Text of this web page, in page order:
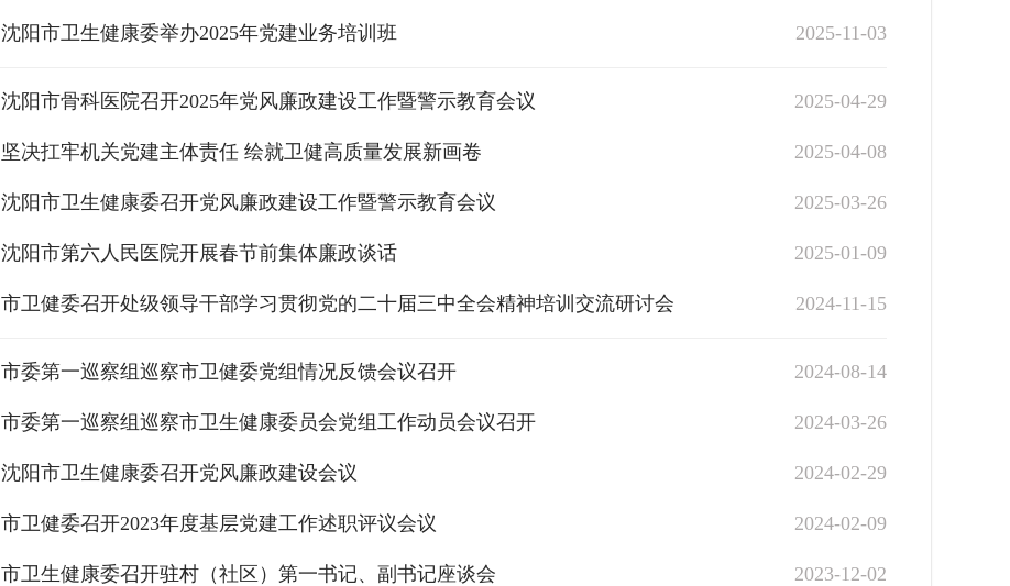
沈阳市卫生健康委举办2025年党建业务培训班 2025-11-03
沈阳市骨科医院召开2025年党风廉政建设工作暨警示教育会议 2025-04-29
坚决扛牢机关党建主体责任 绘就卫健高质量发展新画卷 2025-04-08
沈阳市卫生健康委召开党风廉政建设工作暨警示教育会议 2025-03-26
沈阳市第六人民医院开展春节前集体廉政谈话 2025-01-09
市卫健委召开处级领导干部学习贯彻党的二十届三中全会精神培训交流研讨会 2024-11-15
市委第一巡察组巡察市卫健委党组情况反馈会议召开 2024-08-14
市委第一巡察组巡察市卫生健康委员会党组工作动员会议召开 2024-03-26
沈阳市卫生健康委召开党风廉政建设会议 2024-02-29
市卫健委召开2023年度基层党建工作述职评议会议 2024-02-09
市卫生健康委召开驻村（社区）第一书记、副书记座谈会 2023-12-02